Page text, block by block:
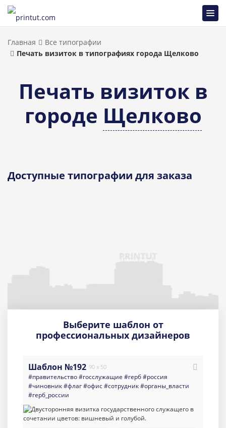
Главная
Все типографии
Печать визиток в типографиях города Щелково
Печать визиток в
городе Щелково
Доступные типографии для заказа
Выберите шаблон от
профессиональных дизайнеров
Шаблон №192 90 x 50
#правительство#госслужащие #герб#россия
#чиновник#флаг#офис#сотрудник#органы_власти
#герб_россии